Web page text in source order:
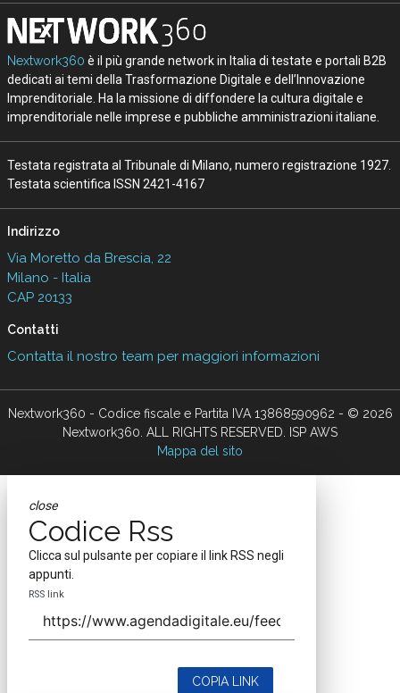
Nextwork360 è il più grande network in Italia di testate e portali B2B
dedicati ai temi della Trasformazione Digitale e dell’Innovazione
Imprenditoriale. Ha la missione di diffondere la cultura digitale e
imprenditoriale nelle imprese e pubbliche amministrazioni italiane.
Testata registrata al Tribunale di Milano, numero registrazione 1927.
Testata scientifica ISSN 2421-4167
Indirizzo
Via Moretto da Brescia, 22
Milano - Italia
CAP 20133
Contatti
Contatta il nostro team per maggiori informazioni
Nextwork360 - Codice fiscale e Partita IVA 13868590962 - © 2026
Nextwork360. ALL RIGHTS RESERVED. ISP AWS
Mappa del sito
close
Codice Rss
Clicca sul pulsante per copiare il link RSS negli
appunti.
RSS link
COPIA LINK